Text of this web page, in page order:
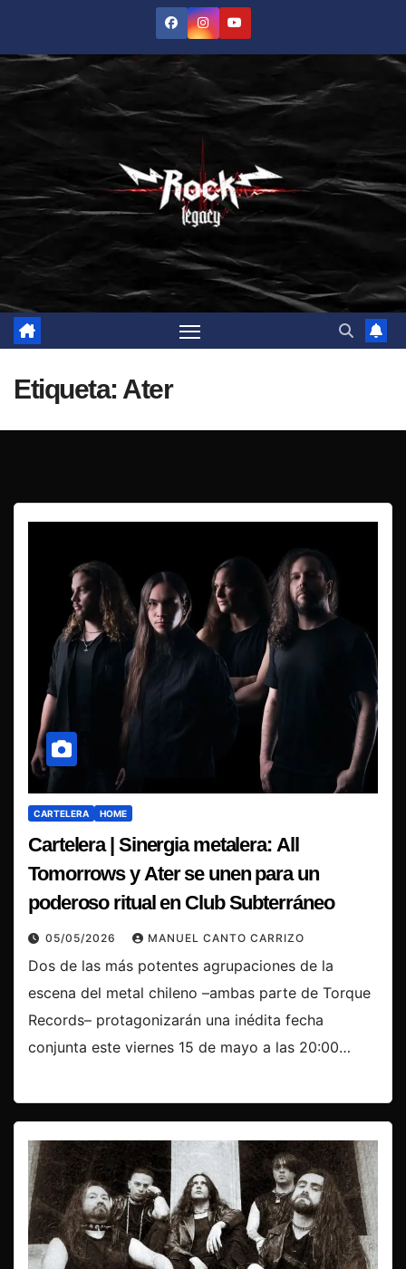
contenido
Etiqueta: Ater
CARTELERA HOME
Cartelera | Sinergia metalera: All
Tomorrows y Ater se unen para un
poderoso ritual en Club Subterráneo
05/05/2026 MANUEL CANTO CARRIZO
Dos de las más potentes agrupaciones de la
escena del metal chileno –ambas parte de Torque
Records– protagonizarán una inédita fecha
conjunta este viernes 15 de mayo a las 20:00…